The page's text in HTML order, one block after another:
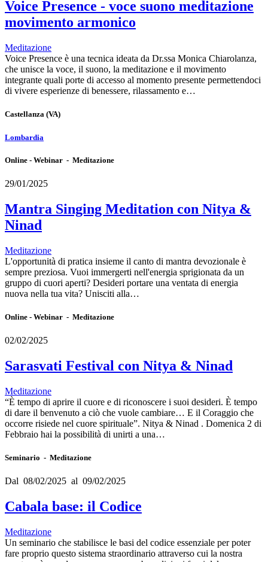
Voice Presence - voce suono meditazione
movimento armonico
Meditazione
Voice Presence è una tecnica ideata da Dr.ssa Monica Chiarolanza,
che unisce la voce, il suono, la meditazione e il movimento
integrante quali porte di accesso al momento presente permettendoci
di vivere esperienze di benessere, rilassamento e…
Castellanza (VA)
Lombardia
Online - Webinar - Meditazione
29/01/2025
Mantra Singing Meditation con Nitya &
Ninad
Meditazione
L'opportunità di pratica insieme il canto di mantra devozionale è
sempre preziosa. Vuoi immergerti nell'energia sprigionata da un
gruppo di cuori aperti? Desideri portare una ventata di energia
nuova nella tua vita? Unisciti alla…
Online - Webinar - Meditazione
02/02/2025
Sarasvati Festival con Nitya & Ninad
Meditazione
“È tempo di aprire il cuore e di riconoscere i suoi desideri. È tempo
di dare il benvenuto a ciò che vuole cambiare… E il Coraggio che
occorre risiede nel cuore spirituale”. Nitya & Ninad . Domenica 2 di
Febbraio hai la possibilità di unirti a una…
Seminario - Meditazione
Dal 08/02/2025 al 09/02/2025
Cabala base: il Codice
Meditazione
Un seminario che stabilisce le basi del codice essenziale per poter
fare proprio questo sistema straordinario attraverso cui la nostra